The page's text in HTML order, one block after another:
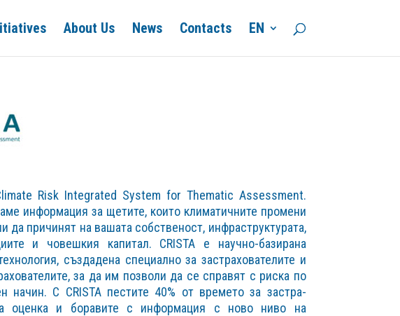
About Us News Contacts EN
Risk Integrated System for Thematic Assessment.
информация за щетите, които климатичните промени
да причинят на вашата собственост, инфраструктурата,
и човешкия капитал. CRISTA e научно-базирана
създадена специално за застрахователите и
за да им позволи да се справят с риска по
начин. С CRISTA пестите 40% от времето за застра-
оценка и боравите с информация с ново ниво на